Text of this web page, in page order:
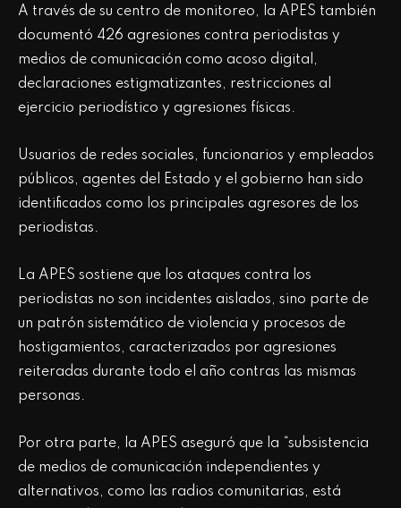
A través de su centro de monitoreo, la APES también
documentó 426 agresiones contra periodistas y
medios de comunicación como acoso digital,
declaraciones estigmatizantes, restricciones al
ejercicio periodístico y agresiones físicas.
Usuarios de redes sociales, funcionarios y empleados
públicos, agentes del Estado y el gobierno han sido
identificados como los principales agresores de los
periodistas.
La APES sostiene que los ataques contra los
periodistas no son incidentes aislados, sino parte de
un patrón sistemático de violencia y procesos de
hostigamientos, caracterizados por agresiones
reiteradas durante todo el año contras las mismas
personas.
Por otra parte, la APES aseguró que la “subsistencia
de medios de comunicación independientes y
alternativos, como las radios comunitarias, está